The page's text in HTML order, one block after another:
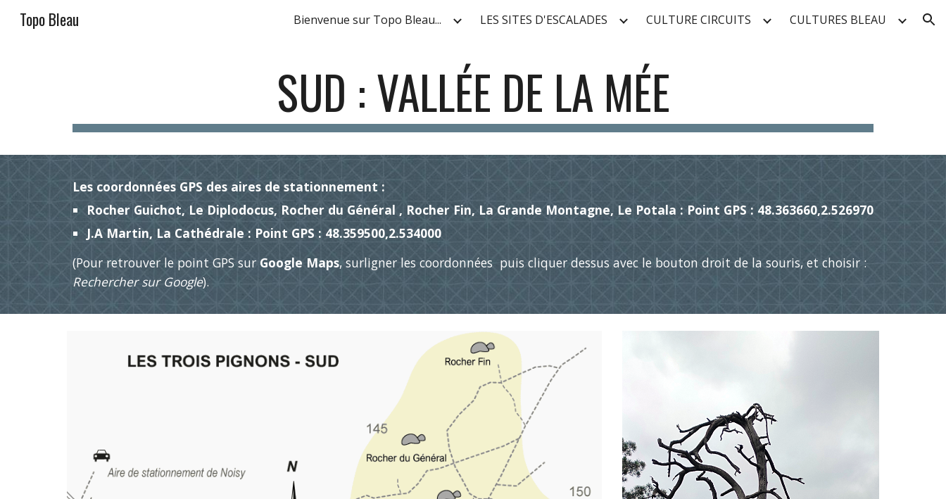
Skip to main content Skip to navigation
Topo Bleau Bienvenue sur Topo Bleau... LES SITES D'ESCALADES CULTURE CIRCUITS CULTURES BLEAU
SUD : VALLÉE DE LA MÉE
Les coordonnées GPS des aires de stationnement :
Rocher Guichot, Le Diplodocus, Rocher du Général , Rocher Fin, La Grande Montagne, Le Potala : Point GPS : 48.363660,2.526970
J.A Martin, La Cathédrale : Point GPS : 48.359500,2.534000
(Pour retrouver le point GPS sur Google Maps, surligner les coordonnées puis cliquer dessus avec le bouton droit de la souris, et choisir :
Rechercher sur Google).